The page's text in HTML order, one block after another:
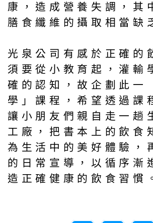
康，造成營養失調，其
膳食纖維的攝取相當缺
光泉公司有感於正確的
須要從小教育起，灌輸
確的認知，故企劃此一
學」課程，希望透過課
讓小朋友們親自走一趟
工廠，把書本上的飲食
為生活中的美好體驗，
的日常宣導，以循序漸
造正確健康的飲食習慣